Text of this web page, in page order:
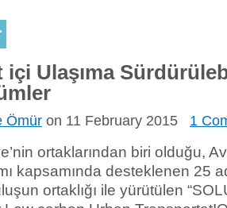
içi Ulaşıma
Ömür on 11 February 2015 1
ortaklarından biri olduğu,
kapsamında desteklenen 25
ortaklığı ile yürütülen